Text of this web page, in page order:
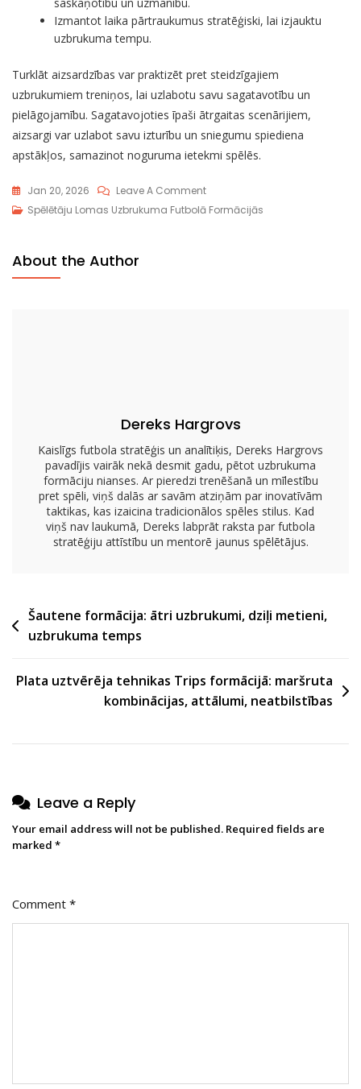
Izmantot laika pārtraukumus stratēģiski, lai izjauktu
uzbrukuma tempu.
Turklāt aizsardzības var praktizēt pret steidzīgajiem
uzbrukumiem treniņos, lai uzlabotu savu sagatavotību un
pielāgojamību. Sagatavojoties īpaši ātrgaitas scenārijiem,
aizsargi var uzlabot savu izturību un sniegumu spiediena
apstākļos, samazinot noguruma ietekmi spēlēs.
Jan 20, 2026 Leave A CommentOn
Hurry-
Spēlētāju Lomas Uzbrukuma Futbolā Formācijās
About the Author
Dereks Hargrovs
Kaislīgs futbola stratēģis un analītiķis, Dereks Hargrovs
pavadījis vairāk nekā desmit gadu, pētot uzbrukuma
formāciju nianses. Ar pieredzi trenēšanā un mīlestību
pret spēli, viņš dalās ar savām atziņām par inovatīvām
taktikas, kas izaicina tradicionālos spēles stilus. Kad
viņš nav laukumā, Dereks labprāt raksta par futbola
stratēģiju attīstību un mentorē jaunus spēlētājus.
Post
navigation
Šautene formācija: ātri uzbrukumi, dziļi metieni,
uzbrukuma temps
Plata uztvērēja tehnikas Trips formācijā: maršruta
kombinācijas, attālumi, neatbilstības
Leave a Reply
Your email address will not be published. Required fields are
marked *
Comment *